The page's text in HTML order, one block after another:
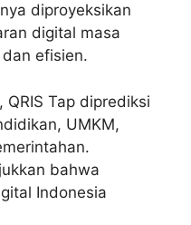
diproyeksikan
digital masa
efisien.
Tap diprediksi
UMKM,
bahwa
Indonesia